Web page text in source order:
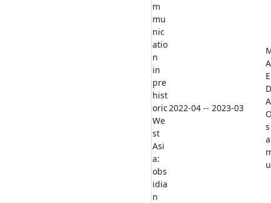
m
mu
nic
atio
n
in
pre
hist
oric
We
st
Asi
a:
obs
idia
n
2022-04 -- 2023-03
A
E
D
s
a
u